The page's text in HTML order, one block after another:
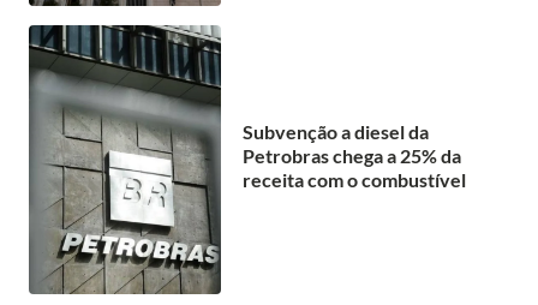
Subvenção a diesel da
Petrobras chega a 25% da
receita com o combustível